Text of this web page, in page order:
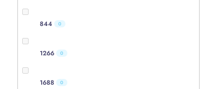
844 0
1266 0
1688 0